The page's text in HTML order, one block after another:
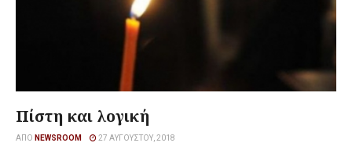
Πίστη και λογική
ΑΠΌ NEWSROOM 27 ΑΥΓΟΎΣΤΟΥ, 2018